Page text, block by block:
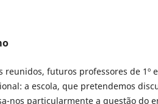
reunidos, futuros professores de 1º
a escola, que pretendemos
nos particularmente a questão do